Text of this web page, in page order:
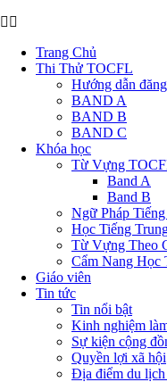
Trang Chủ
Thi Thử TOCFL
Hướng dẫn
BAND A
BAND B
BAND C
Khóa học
Từ Vựng
Band A
Band B
Ngữ Pháp
Học Tiếng
Từ Vựng Theo
Cẩm Nang Học
Giáo viên
Tin tức
Tin nổi bật
Kinh nghiệm
Sự kiện cộng
Quyền lợi xã hội
Địa điểm du